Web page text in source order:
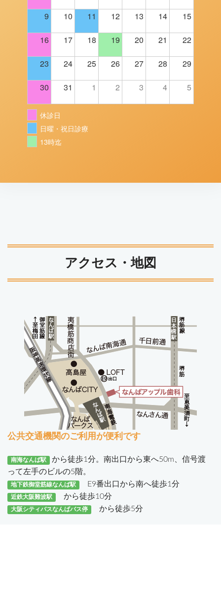
9 10 11 12 13 14 15
16 17 18 19 20 21 22
23 24 25 26 27 28 29
30 31 1 2 3 4 5
休診日
日曜・祝日診療
13時迄
アクセス・地図
公共交通機関のご利用が便利です
南海なんば駅
から徒歩1分。南出口から東へ50m、信号渡
って左手のビルの5階。
地下鉄御堂筋線なんば駅 E9番出口から南へ徒歩1分
近鉄大阪難波駅 から徒歩10分
大阪シティバスなんばバス停 から徒歩5分